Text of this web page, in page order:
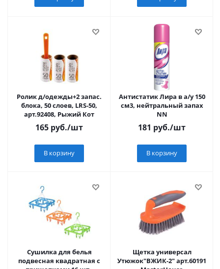
Ролик д/одежды+2 запас.
блока, 50 слоев, LRS-50,
арт.92408, Рыжий Кот
165 руб./шт
В корзину
Антистатик Лира в а/у 150
см3, нейтральный запах
NN
181 руб./шт
В корзину
Сушилка для белья
подвесная квадратная с
Щетка универсал
Утюжок"ВЖИК-2" арт.60191